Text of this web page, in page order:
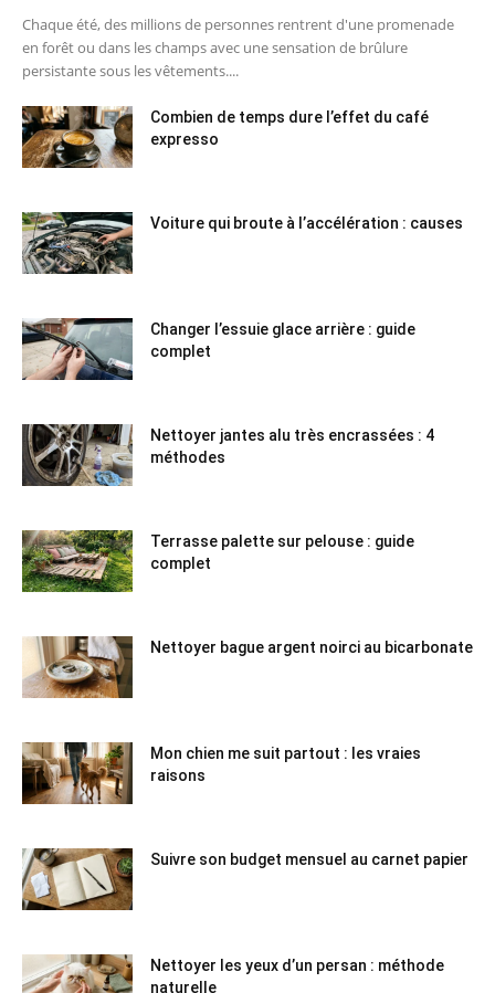
Chaque été, des millions de personnes rentrent d'une promenade
en forêt ou dans les champs avec une sensation de brûlure
persistante sous les vêtements....
Combien de temps dure l’effet du café
expresso
Voiture qui broute à l’accélération : causes
Changer l’essuie glace arrière : guide
complet
Nettoyer jantes alu très encrassées : 4
méthodes
Terrasse palette sur pelouse : guide
complet
Nettoyer bague argent noirci au bicarbonate
Mon chien me suit partout : les vraies
raisons
Suivre son budget mensuel au carnet papier
Nettoyer les yeux d’un persan : méthode
naturelle